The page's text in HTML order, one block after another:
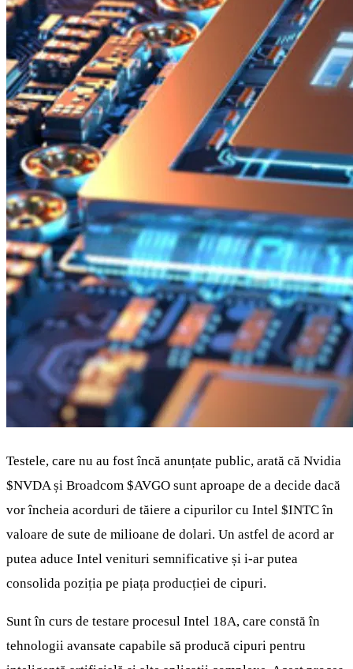
Testele, care nu au fost încă anunțate public, arată că Nvidia
$NVDAși Broadcom $AVGO sunt aproape de a decide dacă
vor încheia acorduri de tăiere a cipurilor cu Intel $INTCîn
valoare de sute de milioane de dolari. Un astfel de acord ar
putea aduce Intel venituri semnificative și i-ar putea
consolida poziția pe piața producției de cipuri.
Sunt în curs de testare procesul Intel 18A, care constă în
tehnologii avansate capabile să producă cipuri pentru